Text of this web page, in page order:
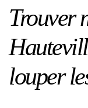
Trouver
louper